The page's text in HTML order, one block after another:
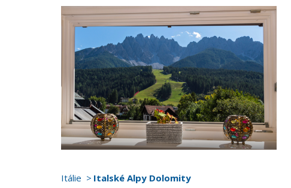
Itálie Italské Alpy Dolomity